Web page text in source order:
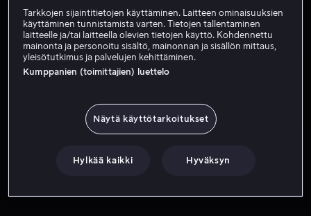
Tarkkojen sijaintitietojen käyttäminen. Laitteen ominaisuuksien
käyttäminen tunnistamista varten. Tietojen tallentaminen
laitteelle ja/tai laitteella olevien tietojen käyttö. Kohdennettu
mainonta ja personoitu sisältö, mainonnan ja sisällön mittaus,
yleisötutkimus ja palvelujen kehittäminen.
Kumppanien (toimittajien) luettelo
Näytä käyttötarkoitukset
Hylkää kaikki Hyväksyn